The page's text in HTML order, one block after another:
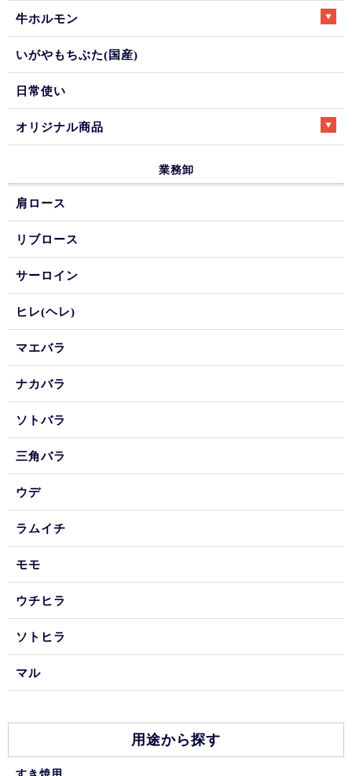
牛ホルモン
いがやもちぶた(国産)
日常使い
オリジナル商品
業務卸
肩ロース
リブロース
サーロイン
ヒレ(ヘレ)
マエバラ
ナカバラ
ソトバラ
三角バラ
ウデ
ラムイチ
モモ
ウチヒラ
ソトヒラ
マル
用途から探す